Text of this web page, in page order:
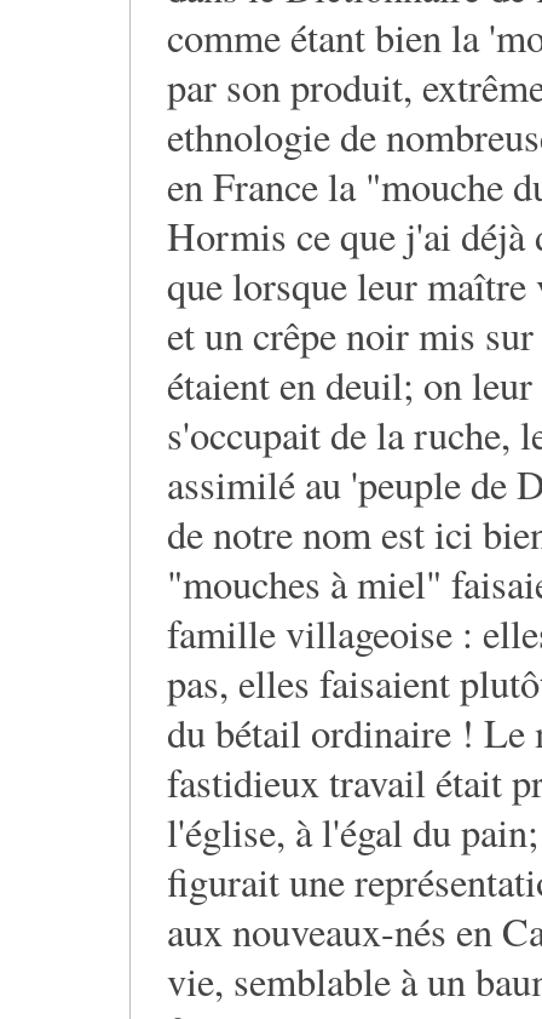
comme étant bien la
par son produit,
ethnologie de
en France la "mouche
Hormis ce que j'ai déjà
que lorsque leur
et un crêpe noir mis
étaient en deuil; on
s'occupait de la ruche,
assimilé au 'peuple de
de notre nom est ici
"mouches à miel"
famille villageoise :
pas, elles faisaient
du bétail ordinaire ! Le
fastidieux travail était
l'église, à l'égal du
figurait une
aux nouveaux-nés en
vie, semblable à un